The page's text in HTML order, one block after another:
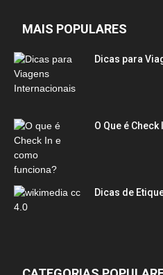
MAIS POPULARES
Dicas para
O Que é
Dicas de